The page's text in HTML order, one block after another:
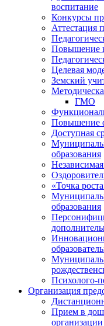
воспитание
Конкурсы
Аттестация
Повышение
Целевая
Земский
ГМО
Повышение
Доступная
образования
«Точка
образования
Психолого-
Организация
Прием в
организации